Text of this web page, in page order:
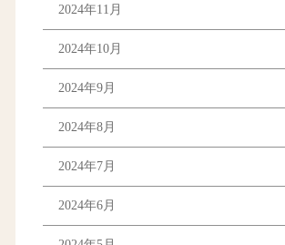
2024年11月
2024年10月
2024年9月
2024年8月
2024年7月
2024年6月